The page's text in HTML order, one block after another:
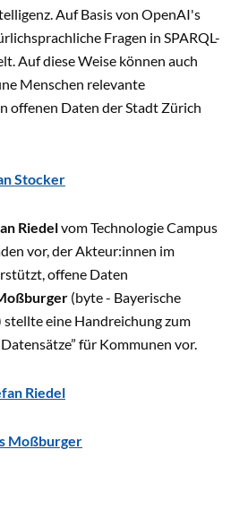
Auf Basis von OpenAI's
Fragen in SPARQL-
Auf diese Weise können auch
Menschen relevante
offenen Daten der Stadt Zürich
Stocker
Riedelvom Technologie Campus
vor, der Akteur:innen im
offene Daten
(byte - Bayerische
eine Handreichung zum
für Kommunen vor.
Riedel
Moßburger